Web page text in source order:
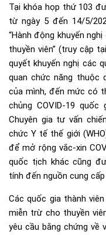
Tại khóa họp thứ 103
từ ngày 5 đến 14/5/
“Hành động khuyến
thuyền viên” (truy cập
quyết khuyến nghị các
quan chức năng thuộc
của mình, đến mức có
chủng COVID-19
Chuyên gia tư vấn
chức Y tế thế giới
để mở rộng vắc-xin
quốc tịch khác cũng
tính đến nguồn cung
Các quốc gia thành
miễn trừ cho thuyền
yêu cầu bằng chứng về